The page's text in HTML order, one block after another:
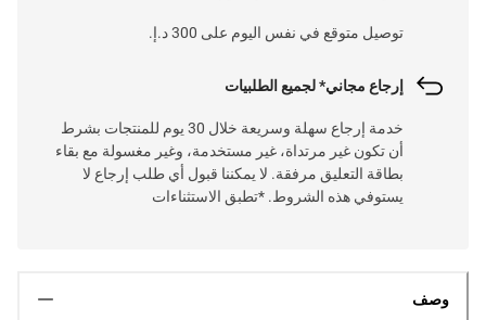
توصيل متوقع في نفس اليوم على 300 د.إ.
إرجاع مجاني* لجميع الطلبيات
خدمة إرجاع سهلة وسريعة خلال 30 يوم للمنتجات بشرط
أن تكون غير مرتداة، غير مستخدمة، وغير مغسولة مع بقاء
بطاقة التعليق مرفقة. لا يمكننا قبول أي طلب إرجاع لا
يستوفي هذه الشروط. *تطبق الاستثناءات
وصف